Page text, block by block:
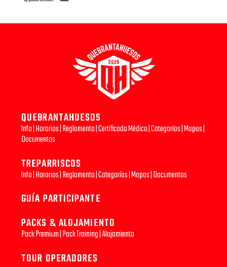
QUEBRANTAHUESOS
Info|Horarios|Reglamento|Certificado Médico|Categorías|Mapas|
Documentos
TREPARRISCOS
Info|Horarios|Reglamento|Categorías|Mapas|Documentos
GUÍA PARTICIPANTE
PACKS & ALOJAMIENTO
Pack Premium|Pack Training|Alojamiento
TOUR OPERADORES